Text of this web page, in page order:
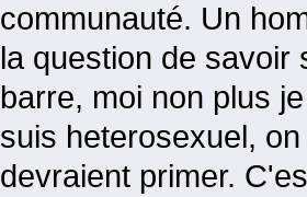
communauté. Un
la question de savoir
barre, moi non plus
suis heterosexuel,
devraient primer.